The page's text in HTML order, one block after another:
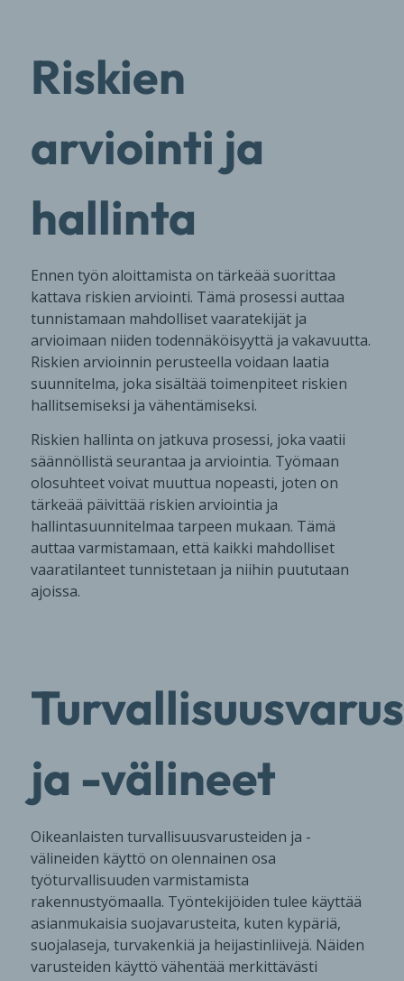
Riskien
arviointi ja
hallinta
Ennen työn aloittamista on tärkeää suorittaa
kattava riskien arviointi. Tämä prosessi auttaa
tunnistamaan mahdolliset vaaratekijät ja
arvioimaan niiden todennäköisyyttä ja vakavuutta.
Riskien arvioinnin perusteella voidaan laatia
suunnitelma, joka sisältää toimenpiteet riskien
hallitsemiseksi ja vähentämiseksi.
Riskien hallinta on jatkuva prosessi, joka vaatii
säännöllistä seurantaa ja arviointia. Työmaan
olosuhteet voivat muuttua nopeasti, joten on
tärkeää päivittää riskien arviointia ja
hallintasuunnitelmaa tarpeen mukaan. Tämä
auttaa varmistamaan, että kaikki mahdolliset
vaaratilanteet tunnistetaan ja niihin puututaan
ajoissa.
ja -välineet
Oikeanlaisten turvallisuusvarusteiden ja -
välineiden käyttö on olennainen osa
työturvallisuuden varmistamista
rakennustyömaalla. Työntekijöiden tulee käyttää
asianmukaisia suojavarusteita, kuten kypäriä,
suojalaseja, turvakenkiä ja heijastinliivejä. Näiden
varusteiden käyttö vähentää merkittävästi